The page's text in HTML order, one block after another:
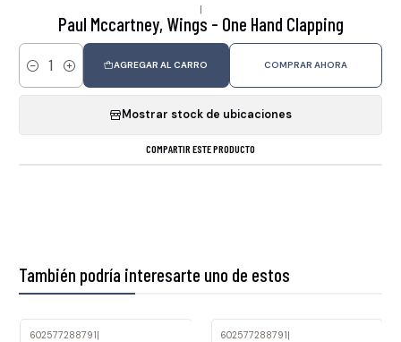
|
Paul Mccartney, Wings - One Hand Clapping
Cantidad
AGREGAR AL CARRO COMPRAR AHORA
Mostrar stock de ubicaciones
COMPARTIR ESTE PRODUCTO
También podría interesarte uno de estos
602577288791| 602577288791|